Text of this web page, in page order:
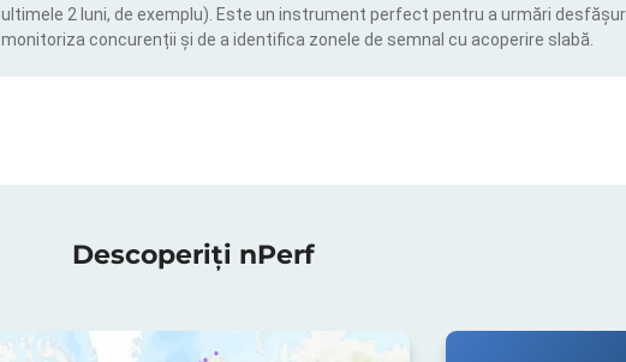
ultimele 2 luni, de exemplu). Este un instrument perfect pentru a urmări
monitoriza concurenții și de a identifica zonele de semnal cu acoperire slabă.
Descoperiți nPerf